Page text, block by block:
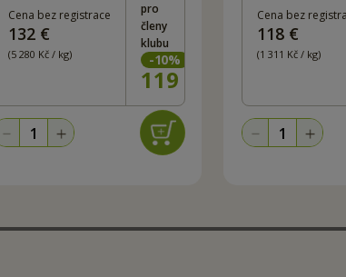
Cena bez registrace
132 €
(5 280 Kč / kg)
pro
členy
klubu
-10%
119
Cena bez
118 €
(1 311 Kč / kg)